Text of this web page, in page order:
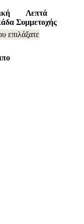
Λεπτά
Συμμετοχής
επιλάξατε